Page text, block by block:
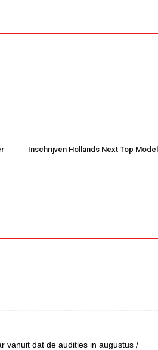
Inschrijven Hollands Next Top Model
vanuit dat de audities in augustus /